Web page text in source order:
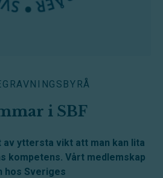
i SBF
av yttersta vikt att man kan lita
kompetens. Vårt medlemskap
hos Sveriges